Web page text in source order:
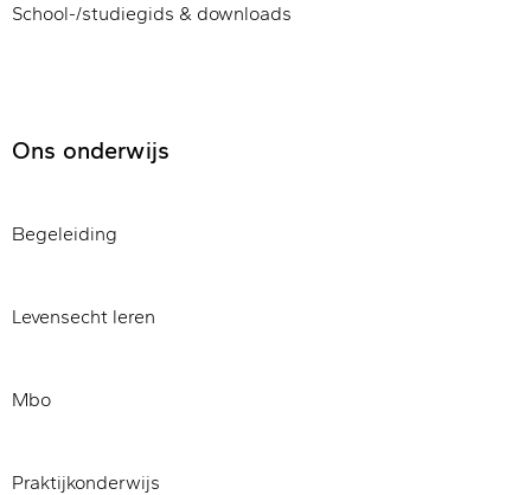
School-/studiegids & downloads
Ons onderwijs
Begeleiding
Levensecht leren
Mbo
Praktijkonderwijs